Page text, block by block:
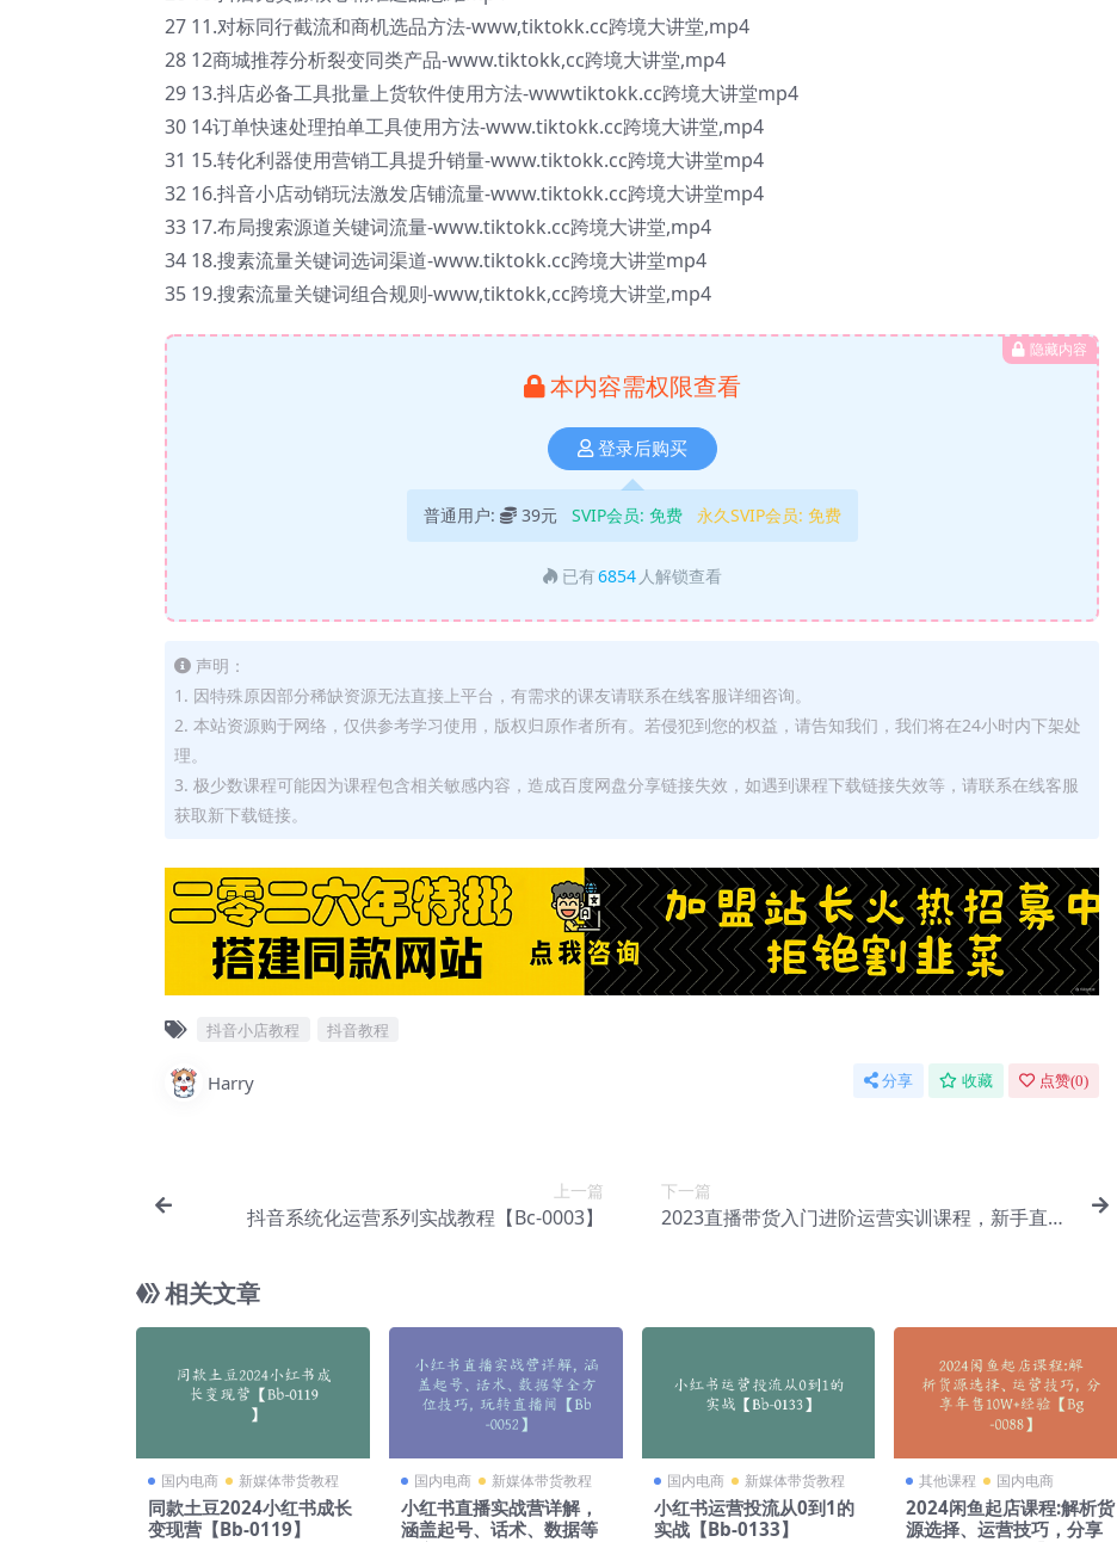
27 11.对标同行截流和商机选品方法-www,tiktokk.cc跨境大讲堂,mp4
28 12商城推荐分析裂变同类产品-www.tiktokk,cc跨境大讲堂,mp4
29 13.抖店必备工具批量上货软件使用方法-wwwtiktokk.cc跨境大讲堂mp4
30 14订单快速处理拍单工具使用方法-www.tiktokk.cc跨境大讲堂,mp4
31 15.转化利器使用营销工具提升销量-www.tiktokk.cc跨境大讲堂mp4
32 16.抖音小店动销玩法激发店铺流量-www.tiktokk.cc跨境大讲堂mp4
33 17.布局搜索源道关键词流量-www.tiktokk.cc跨境大讲堂,mp4
34 18.搜素流量关键词选词渠道-www.tiktokk.cc跨境大讲堂mp4
35 19.搜索流量关键词组合规则-www,tiktokk,cc跨境大讲堂,mp4
隐藏内容
本内容需权限查看
登录后购买
普通用户: 39元 SVIP会员: 免费 永久SVIP会员: 免费
已有6854 人解锁查看
声明：
1. 因特殊原因部分稀缺资源无法直接上平台，有需求的课友请联系在线客服详细咨询。
2. 本站资源购于网络，仅供参考学习使用，版权归原作者所有。若侵犯到您的权益，请告知我们，我们将在24小时内下架处
理。
3. 极少数课程可能因为课程包含相关敏感内容，造成百度网盘分享链接失效，如遇到课程下载链接失效等，请联系在线客服
获取新下载链接。
抖音小店教程 抖音教程
Harry 分享 收藏 点赞(0)
上一篇
抖音系统化运营系列实战教程【Bc-0003】
下一篇
2023直播带货入门进阶运营实训课程，新手直播
相关文章
国内电商 新媒体带货教程
同款土豆2024小红书成长
变现营【Bb-0119】
国内电商 新媒体带货教程
小红书直播实战营详解，
涵盖起号、话术、数据等
国内电商 新媒体带货教程
小红书运营投流从0到1的
实战【Bb-0133】
其他课程 国内电商
2024闲鱼起店课程:解析货
源选择、运营技巧，分享